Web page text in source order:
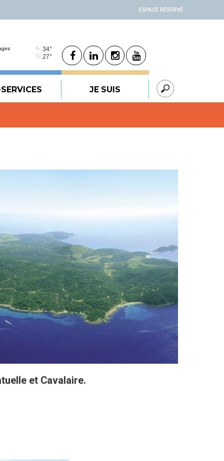
ESPACE RÉSERVÉ
JE SUIS
et Cavalaire.